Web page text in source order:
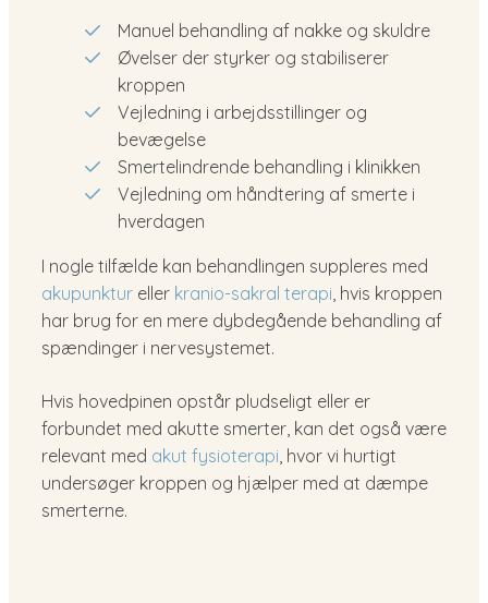
Manuel behandling af nakke og skuldre
Øvelser der styrker og stabiliserer
kroppen
Vejledning i arbejdsstillinger og
bevægelse
Smertelindrende behandling i klinikken
Vejledning om håndtering af smerte i
hverdagen
I nogle tilfælde kan behandlingen suppleres med
akupunktur eller kranio-sakral terapi , hvis kroppen
har brug for en mere dybdegående behandling af
spændinger i nervesystemet.
Hvis hovedpinen opstår pludseligt eller er
forbundet med akutte smerter, kan det også være
relevant med akut fysioterapi , hvor vi hurtigt
undersøger kroppen og hjælper med at dæmpe
smerterne.